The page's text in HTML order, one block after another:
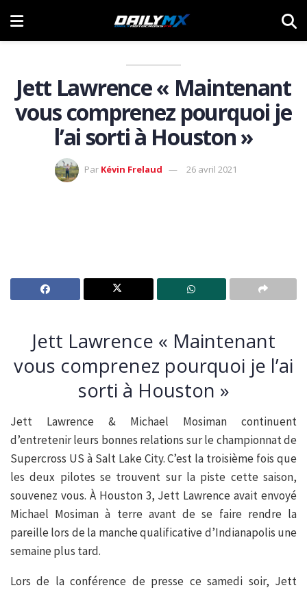
Jett Lawrence « Maintenant
vous comprenez pourquoi je
l’ai sorti à Houston »
Par Kévin Frelaud 26 avril 2021
Jett Lawrence « Maintenant
vous comprenez pourquoi je l’ai
sorti à Houston »
Jett Lawrence & Michael Mosiman continuent
d’entretenir leurs bonnes relations sur le championnat de
Supercross US à Salt Lake City. C’est la troisième fois que
les deux pilotes se trouvent sur la piste cette saison,
souvenez vous. À Houston 3, Jett Lawrence avait envoyé
Michael Mosiman à terre avant de se faire rendre la
pareille lors de la manche qualificative d’Indianapolis une
semaine plus tard.
Lors de la conférence de presse ce samedi soir, Jett